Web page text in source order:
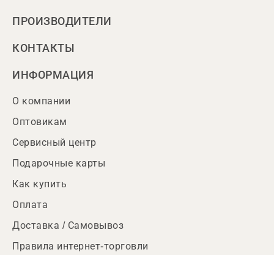
ПРОИЗВОДИТЕЛИ
КОНТАКТЫ
ИНФОРМАЦИЯ
О компании
Оптовикам
Сервисный центр
Подарочные карты
Как купить
Оплата
Доставка / Самовывоз
Правила интернет-торговли